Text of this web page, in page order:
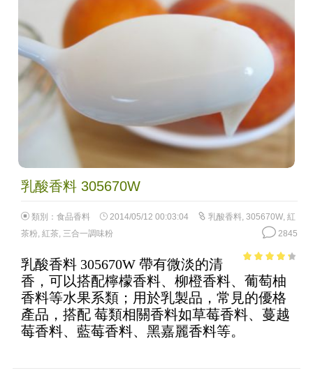
乳酸香料 305670W
類別： 食品香料 2014/05/12 00:03:04 乳酸香料 305670W, 紅
茶粉, 紅茶, 三合一調味粉 2845
of 5
乳酸香料 305670W 帶有微淡的清
香，可以搭配檸檬香料、柳橙香料、葡萄柚
香料等水果系類；用於乳製品，常見的優格
產品，搭配 莓類相關香料如草莓香料、蔓越
莓香料、藍莓香料、黑嘉麗香料等。